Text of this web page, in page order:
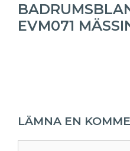
EVM071
LÄMNA EN